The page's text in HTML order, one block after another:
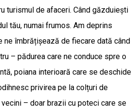
turismul de afaceri. Când găzduiești
tău, numai frumos. Am deprins
ne îmbrățișează de fiecare dată când
– pădurea care ne conduce spre o
poiana interioară care se deschide
privirea pe la colțuri de
– doar brazii cu poteci care se